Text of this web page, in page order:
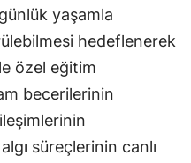
yaşamla
hedeflenerek
özel eğitim
becerilerinin
süreçlerinin canlı